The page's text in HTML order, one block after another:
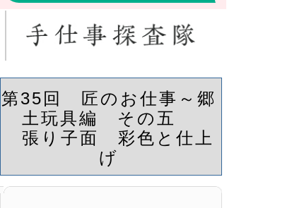
第35回 匠のお仕事～郷
土玩具編 その五
張り子面 彩色と仕上
げ